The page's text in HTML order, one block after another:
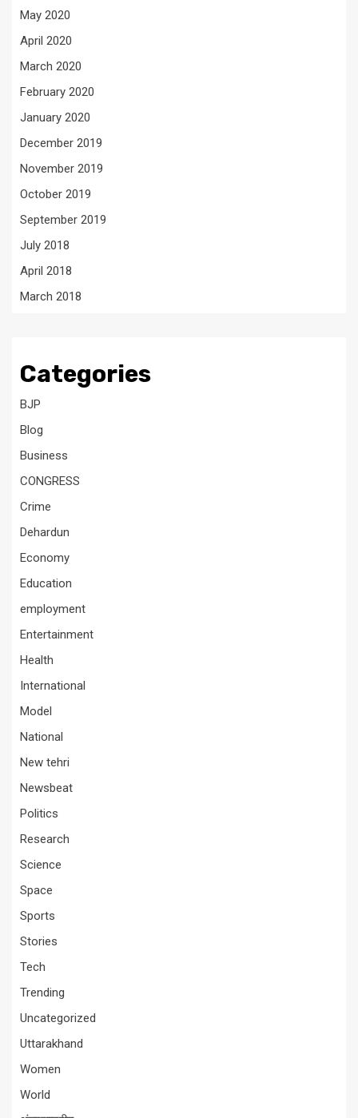
May 2020
April 2020
March 2020
February 2020
January 2020
December 2019
November 2019
October 2019
September 2019
July 2018
April 2018
March 2018
Categories
BJP
Blog
Business
CONGRESS
Crime
Dehardun
Economy
Education
employment
Entertainment
Health
International
Model
National
New tehri
Newsbeat
Politics
Research
Science
Space
Sports
Stories
Tech
Trending
Uncategorized
Uttarakhand
Women
World